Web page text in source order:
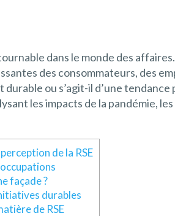
dans le monde des
des consommateurs, des
ou s’agit-il d’une tendance
les impacts de la pandémie,
de la RSE
façade ?
durables
de RSE